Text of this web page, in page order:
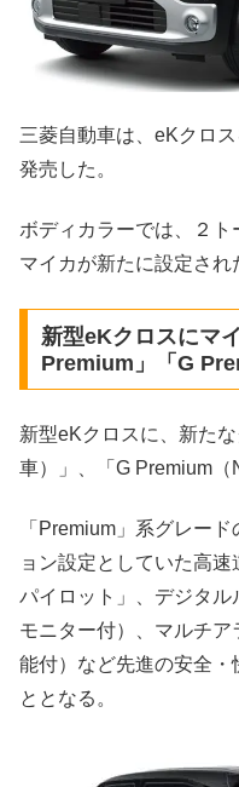
三菱自動車は、eKクロ
発売した。
ボディカラーでは、２ト
マイカが新たに設定され
新型eKクロスにマ
Premium」「G
新型eKクロスに、新た
車）」、「G Premium（
「Premium」系グレー
ョン設定としていた高
パイロット」、デジタル
モニター付）、マルチ
能付）など先進の安全・
ととなる。